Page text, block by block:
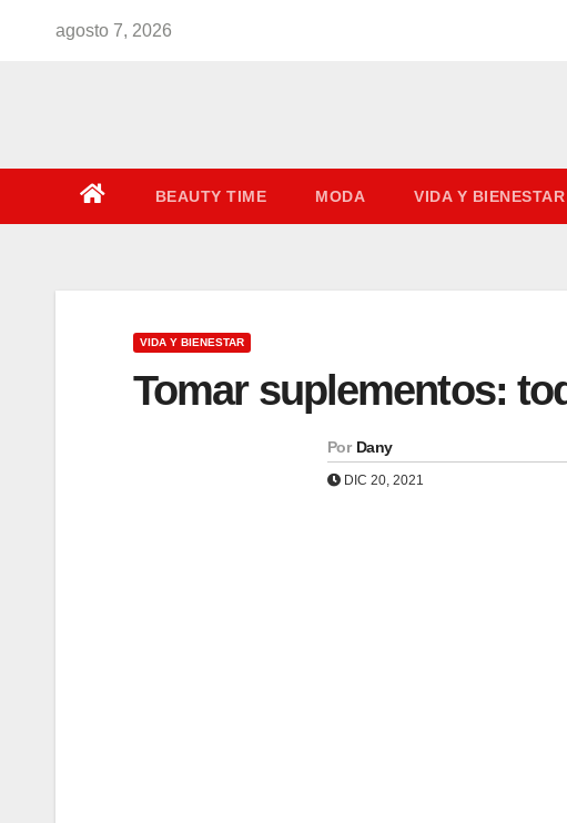
agosto 7, 2026
BEAUTY TIME MODA VIDA Y BIENESTAR
VIDA Y BIENESTAR
Tomar suplementos:
Por Dany
DIC 20, 2021